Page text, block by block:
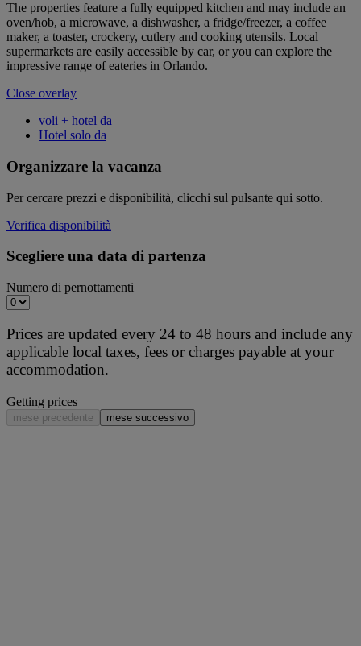
The properties feature a fully equipped kitchen and may include an
oven/hob, a microwave, a dishwasher, a fridge/freezer, a coffee
maker, a toaster, crockery, cutlery and cooking utensils. Local
supermarkets are easily accessible by car, or you can explore the
impressive range of eateries in Orlando.
Close overlay
voli + hotel da
Hotel solo da
Organizzare la vacanza
Per cercare prezzi e disponibilità, clicchi sul pulsante qui sotto.
Verifica disponibilità
Scegliere una data di partenza
Numero di pernottamenti
Prices are updated every 24 to 48 hours and include any
applicable local taxes, fees or charges payable at your
accommodation.
Getting prices
mese precedente mese successivo